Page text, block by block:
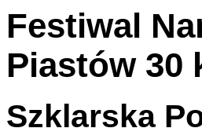
Festiwal
Piastów 30
Szklarska